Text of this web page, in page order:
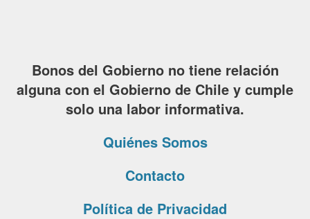
Bonos del Gobierno no tiene relación
alguna con el Gobierno de Chile y cumple
solo una labor informativa.
Quiénes Somos
Contacto
Política de Privacidad